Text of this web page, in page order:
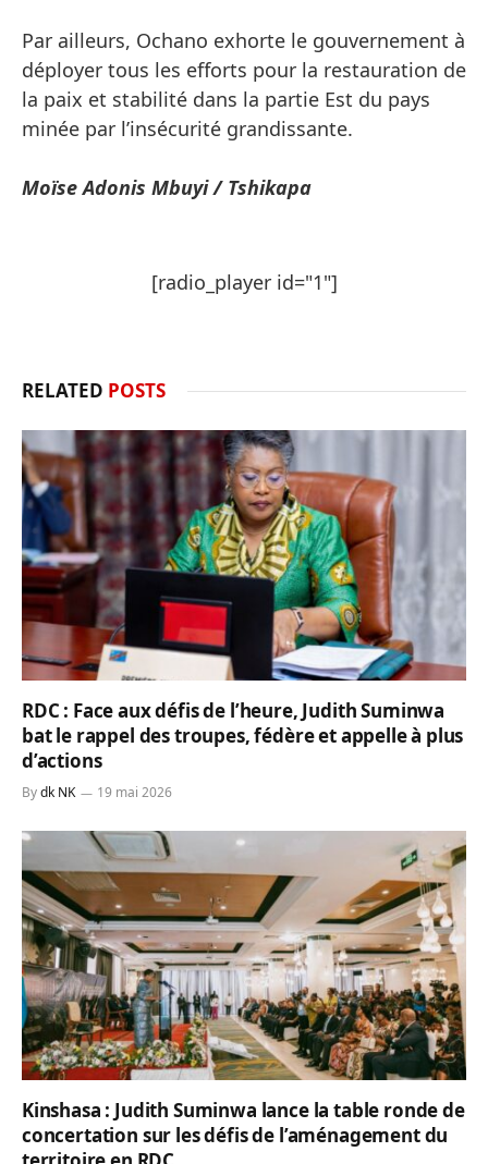
Par ailleurs, Ochano exhorte le gouvernement à
déployer tous les efforts pour la restauration de
la paix et stabilité dans la partie Est du pays
minée par l’insécurité grandissante.
Moïse Adonis Mbuyi / Tshikapa
[radio_player id="1"]
RELATED POSTS
RDC : Face aux défis de l’heure, Judith Suminwa
bat le rappel des troupes, fédère et appelle à plus
d’actions
Bydk NK 19 mai 2026
Kinshasa : Judith Suminwa lance la table ronde de
concertation sur les défis de l’aménagement du